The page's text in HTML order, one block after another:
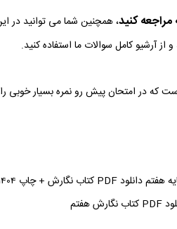
کنید، همچنین شما می توانید در
آرشیو کامل سوالات ما استفاده کنید.
که در امتحان پیش رو نمره بسیار خوبی